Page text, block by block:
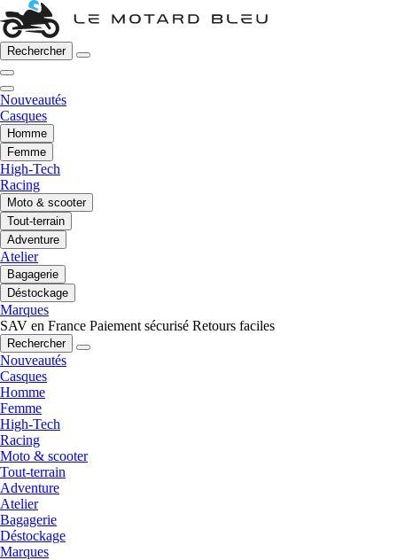
Rechercher
Nouveautés
Casques
Homme
Femme
High-Tech
Racing
Moto & scooter
Tout-terrain
Adventure
Atelier
Bagagerie
Déstockage
Marques
SAV en France Paiement sécurisé Retours faciles
Rechercher
Nouveautés
Casques
Homme
Femme
High-Tech
Racing
Moto & scooter
Tout-terrain
Adventure
Atelier
Bagagerie
Déstockage
Marques